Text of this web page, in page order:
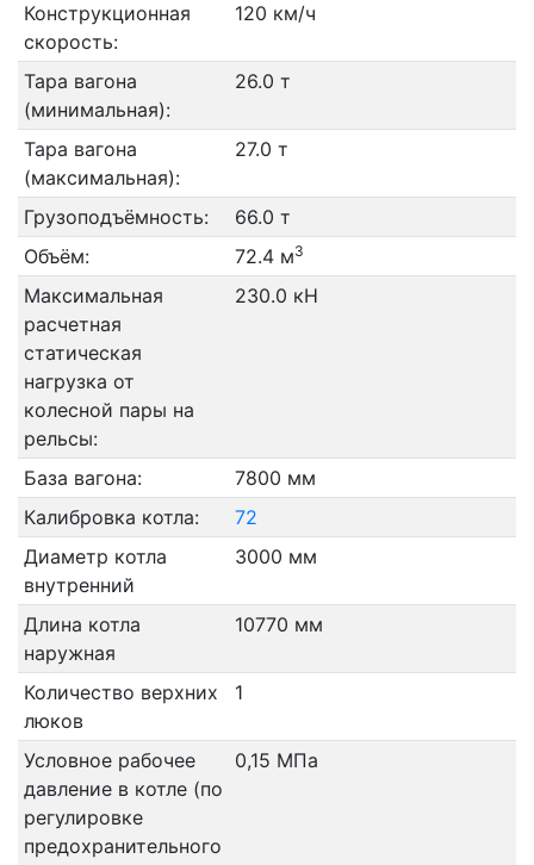
Конструкционная
скорость:
120 км/ч
Тара вагона
(минимальная):
26.0 т
Тара вагона
(максимальная):
27.0 т
Грузоподъёмность:
66.0 т
Объём:
72.4 м3
Максимальная
расчетная
статическая
нагрузка от
колесной пары на
рельсы:
230.0 кН
База вагона:
7800 мм
Калибровка котла:
72
Диаметр котла
внутренний
3000 мм
Длина котла
наружная
10770 мм
Количество верхних
люков
1
Условное рабочее
давление в котле (по
регулировке
предохранительного
0,15 МПа